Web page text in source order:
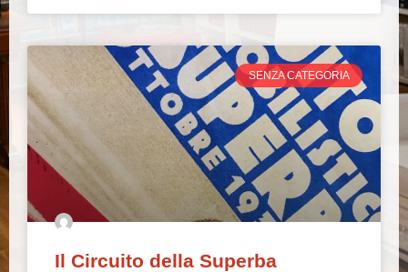
SENZA CATEGORIA
Il Circuito della Superba